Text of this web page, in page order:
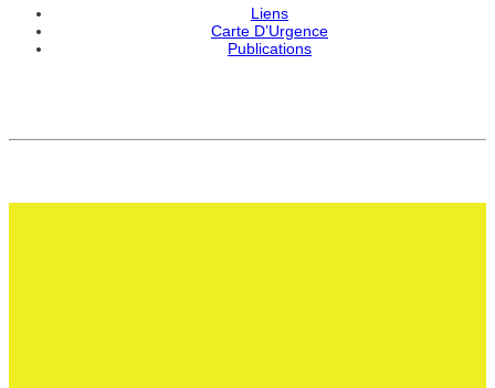
Liens
Carte D’Urgence
Publications